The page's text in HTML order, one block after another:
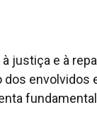
justiça e à